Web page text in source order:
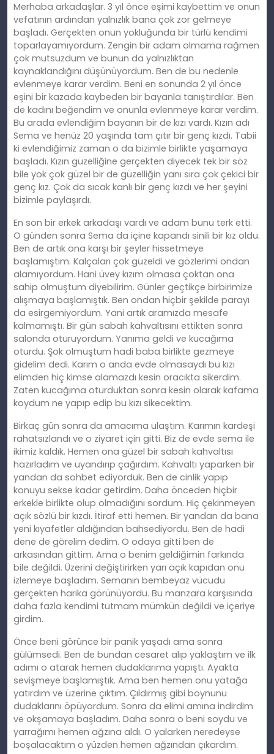
Merhaba arkadaşlar. 3 yıl önce eşimi kaybettim ve onun
vefatının ardından yalnızlık bana çok zor gelmeye
başladı. Gerçekten onun yokluğunda bir türlü kendimi
toparlayamıyordum. Zengin bir adam olmama rağmen
çok mutsuzdum ve bunun da yalnızlıktan
kaynaklandığını düşünüyordum. Ben de bu nedenle
evlenmeye karar verdim. Beni en sonunda 2 yıl önce
eşini bir kazada kaybeden bir bayanla tanıştırdılar. Ben
de kadını beğendim ve onunla evlenmeye karar verdim.
Bu arada evlendiğim bayanın bir de kızı vardı. Kızın adı
Sema ve henüz 20 yaşında tam çıtır bir genç kızdı. Tabii
ki evlendiğimiz zaman o da bizimle birlikte yaşamaya
başladı. Kızın güzelliğine gerçekten diyecek tek bir söz
bile yok çok güzel bir de güzelliğin yanı sıra çok çekici bir
genç kız. Çok da sıcak kanlı bir genç kızdı ve her şeyini
bizimle paylaşırdı.
En son bir erkek arkadaşı vardı ve adam bunu terk etti.
O günden sonra Sema da içine kapandı sinili bir kız oldu.
Ben de artık ona karşı bir şeyler hissetmeye
başlamıştım. Kalçaları çok güzeldi ve gözlerimi ondan
alamıyordum. Hani üvey kızım olmasa çoktan ona
sahip olmuştum diyebilirim. Günler geçtikçe birbirimize
alışmaya başlamıştık. Ben ondan hiçbir şekilde parayı
da esirgemiyordum. Yani artık aramızda mesafe
kalmamıştı. Bir gün sabah kahvaltısını ettikten sonra
salonda oturuyordum. Yanıma geldi ve kucağıma
oturdu. Şok olmuştum hadi baba birlikte gezmeye
gidelim dedi. Karım o anda evde olmasaydı bu kızı
elimden hiç kimse alamazdı kesin oracıkta sikerdim.
Zaten kucağıma oturduktan sonra kesin olarak kafama
koydum ne yapıp edip bu kızı sikecektim.
Birkaç gün sonra da amacıma ulaştım. Karımın kardeşi
rahatsızlandı ve o ziyaret için gitti. Biz de evde sema ile
ikimiz kaldık. Hemen ona güzel bir sabah kahvaltısı
hazırladım ve uyandırıp çağırdım. Kahvaltı yaparken bir
yandan da sohbet ediyorduk. Ben de cinlik yapıp
konuyu sekse kadar getirdim. Daha önceden hiçbir
erkekle birlikte olup olmadığını sordum. Hiç çekinmeyen
açık sözlü bir kızdı. İtiraf etti hemen. Bir yandan da bana
yeni kıyafetler aldığından bahsediyordu. Ben de hadi
dene de görelim dedim. O odaya gitti ben de
arkasından gittim. Ama o benim geldiğimin farkında
bile değildi. Üzerini değiştirirken yarı açık kapıdan onu
izlemeye başladım. Semanın bembeyaz vücudu
gerçekten harika görünüyordu. Bu manzara karşısında
daha fazla kendimi tutmam mümkün değildi ve içeriye
girdim.
Önce beni görünce bir panik yaşadı ama sonra
gülümsedi. Ben de bundan cesaret alıp yaklaştım ve ilk
adımı o atarak hemen dudaklarıma yapıştı. Ayakta
sevişmeye başlamıştık. Ama ben hemen onu yatağa
yatırdım ve üzerine çıktım. Çıldırmış gibi boynunu
dudaklarını öpüyordum. Sonra da elimi amına indirdim
ve okşamaya başladım. Daha sonra o beni soydu ve
yarrağımı hemen ağzına aldı. O yalarken neredeyse
boşalacaktım o yüzden hemen ağzından çıkardım.